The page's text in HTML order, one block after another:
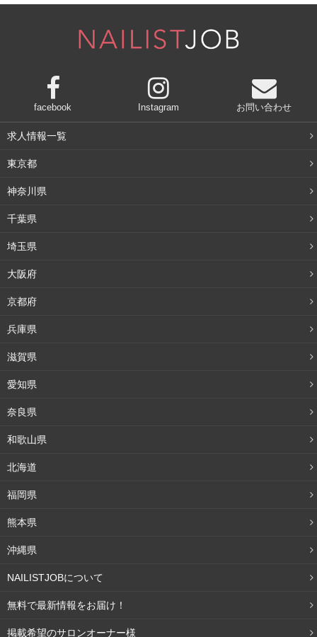
化粧をすると、「今日は化粧のりがいいな」と思う日があ
メが整っているということは、肌表面が滑らかなのでファ
ンデーションやパウダーもするすると伸びやすく、ムラが
できにくいので見た目も美しく仕上がるのです。
肌の荒れを化粧で隠すのは大変
するのは大変な作業です。肌自体がガサついているのでフ
ァンデーションがきれいに乗ってくれません。
開いた毛穴にファンデーションが入り込んだり、小じわに
入り込んだり。荒れを隠そう隠そうとすればするほど厚塗
りになってしまうし、「塗りました！」感のある肌に。
キメを整えるスキンケア方法
facebook Instagram お問い合わせ
求人情報一覧
東京都
神奈川県
千葉県
埼玉県
大阪府
京都府
兵庫県
滋賀県
愛知県
奈良県
和歌山県
北海道
福岡県
熊本県
沖縄県
NAILISTJOBについて
無料で最新情報をお届け！
掲載希望のサロンオーナー様